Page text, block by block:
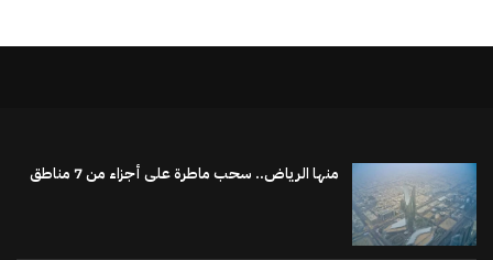
منها الرياض.. سحب ماطرة على أجزاء من 7 مناطق